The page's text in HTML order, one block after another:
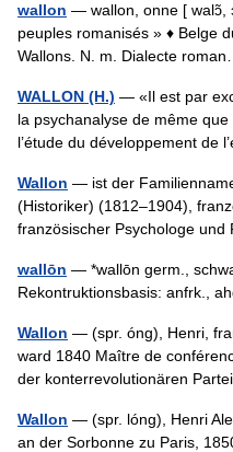
wallon — wallon, onne [ walɔ̃,
peuples romanisés » ♦ Belge
Wallons. N. m. Dialecte
WALLON (H.) — «Il est par
la psychanalyse de même
l’étude du développement
Wallon — ist der
(Historiker) (1812–1904),
französischer Psychologe
wallōn — *wallōn germ.,
Rekontruktionsbasis: anfrk.,
Wallon — (spr. óng), Henri,
ward 1840 Maître de
der konterrevolutionären
Wallon — (spr. lóng), Henri
an der Sorbonne zu Paris,